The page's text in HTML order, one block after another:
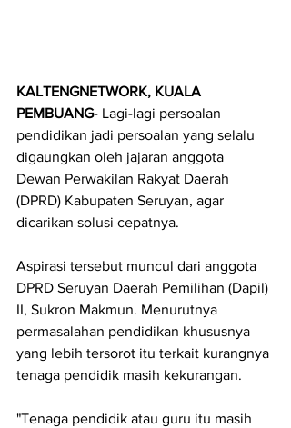
KALTENGNETWORK, KUALA
PEMBUANG- Lagi-lagi persoalan
pendidikan jadi persoalan yang selalu
digaungkan oleh jajaran anggota
Dewan Perwakilan Rakyat Daerah
(DPRD) Kabupaten Seruyan, agar
dicarikan solusi cepatnya.
Aspirasi tersebut muncul dari anggota
DPRD Seruyan Daerah Pemilihan (Dapil)
II, Sukron Makmun. Menurutnya
permasalahan pendidikan khususnya
yang lebih tersorot itu terkait kurangnya
tenaga pendidik masih kekurangan.
"Tenaga pendidik atau guru itu masih